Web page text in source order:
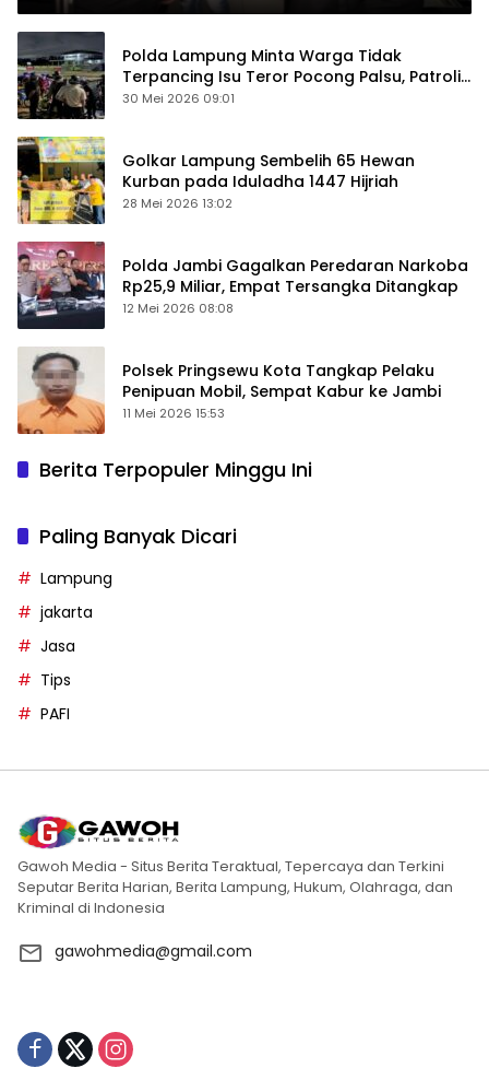
Polda Lampung Minta Warga Tidak
Terpancing Isu Teror Pocong Palsu, Patroli
Keamanan Ditingkatkan
30 Mei 2026 09:01
Golkar Lampung Sembelih 65 Hewan
Kurban pada Iduladha 1447 Hijriah
28 Mei 2026 13:02
Polda Jambi Gagalkan Peredaran Narkoba
Rp25,9 Miliar, Empat Tersangka Ditangkap
12 Mei 2026 08:08
Polsek Pringsewu Kota Tangkap Pelaku
Penipuan Mobil, Sempat Kabur ke Jambi
11 Mei 2026 15:53
Berita Terpopuler Minggu Ini
Paling Banyak Dicari
Lampung
jakarta
Jasa
Tips
PAFI
Gawoh Media - Situs Berita Teraktual, Tepercaya dan Terkini
Seputar Berita Harian, Berita Lampung, Hukum, Olahraga, dan
Kriminal di Indonesia
gawohmedia@gmail.com